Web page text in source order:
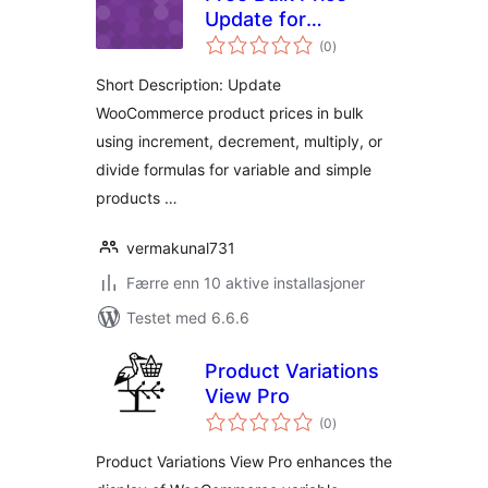
Update for
Woocommerce
(0totale
vurderinger
)
Short Description: Update
WooCommerce product prices in bulk
using increment, decrement, multiply, or
divide formulas for variable and simple
products …
vermakunal731
Færre enn 10 aktive installasjoner
Testet med 6.6.6
Product Variations
View Pro
(0totale
vurderinger
)
Product Variations View Pro enhances the